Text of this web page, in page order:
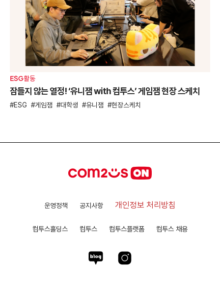
ESG활동
잠들지 않는 열정! ‘유니잼 with 컴투스’ 게임잼 현장 스케치
ESG 게임잼 대학생 유니잼 현장스케치
운영정책 공지사항 개인정보 처리방침
컴투스홀딩스 컴투스 컴투스플랫폼 컴투스 채용